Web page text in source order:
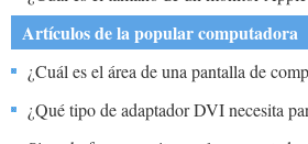
Artículos de la popular computadora
¿Cuál es el área de una pantalla de
pulgadas?
¿Qué tipo de adaptador DVI necesita